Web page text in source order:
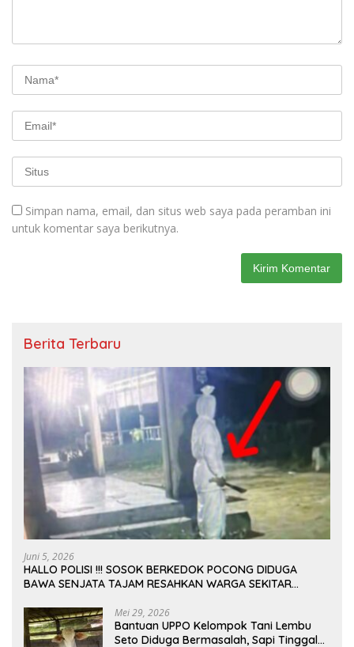
Simpan nama, email, dan situs web saya pada peramban ini
untuk komentar saya berikutnya.
Berita Terbaru
Juni 5, 2026
HALLO POLISI !!! SOSOK BERKEDOK POCONG DIDUGA
BAWA SENJATA TAJAM RESAHKAN WARGA SEKITAR
Mei 29, 2026
Bantuan UPPO Kelompok Tani Lembu
Seto Diduga Bermasalah, Sapi Tinggal